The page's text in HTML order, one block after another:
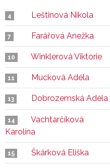
4 Leštinová Nikola
7 Farářová Anežka
10 Winklerová Viktorie
11 Mucková Adéla
13 Dobrozemská Adéla
14
Vachtarčíková
Karolína
15 Škárková Eliška